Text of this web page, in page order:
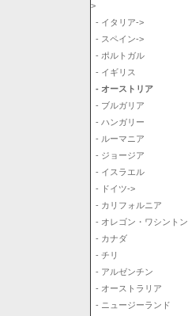
>
- イタリア->
- スペイン->
- ポルトガル
- イギリス
- オーストリア
- ブルガリア
- ハンガリー
- ルーマニア
- ジョージア
- イスラエル
- ドイツ->
- カリフォルニア
- オレゴン・ワシントン
- カナダ
- チリ
- アルゼンチン
- オーストラリア
- ニュージーランド